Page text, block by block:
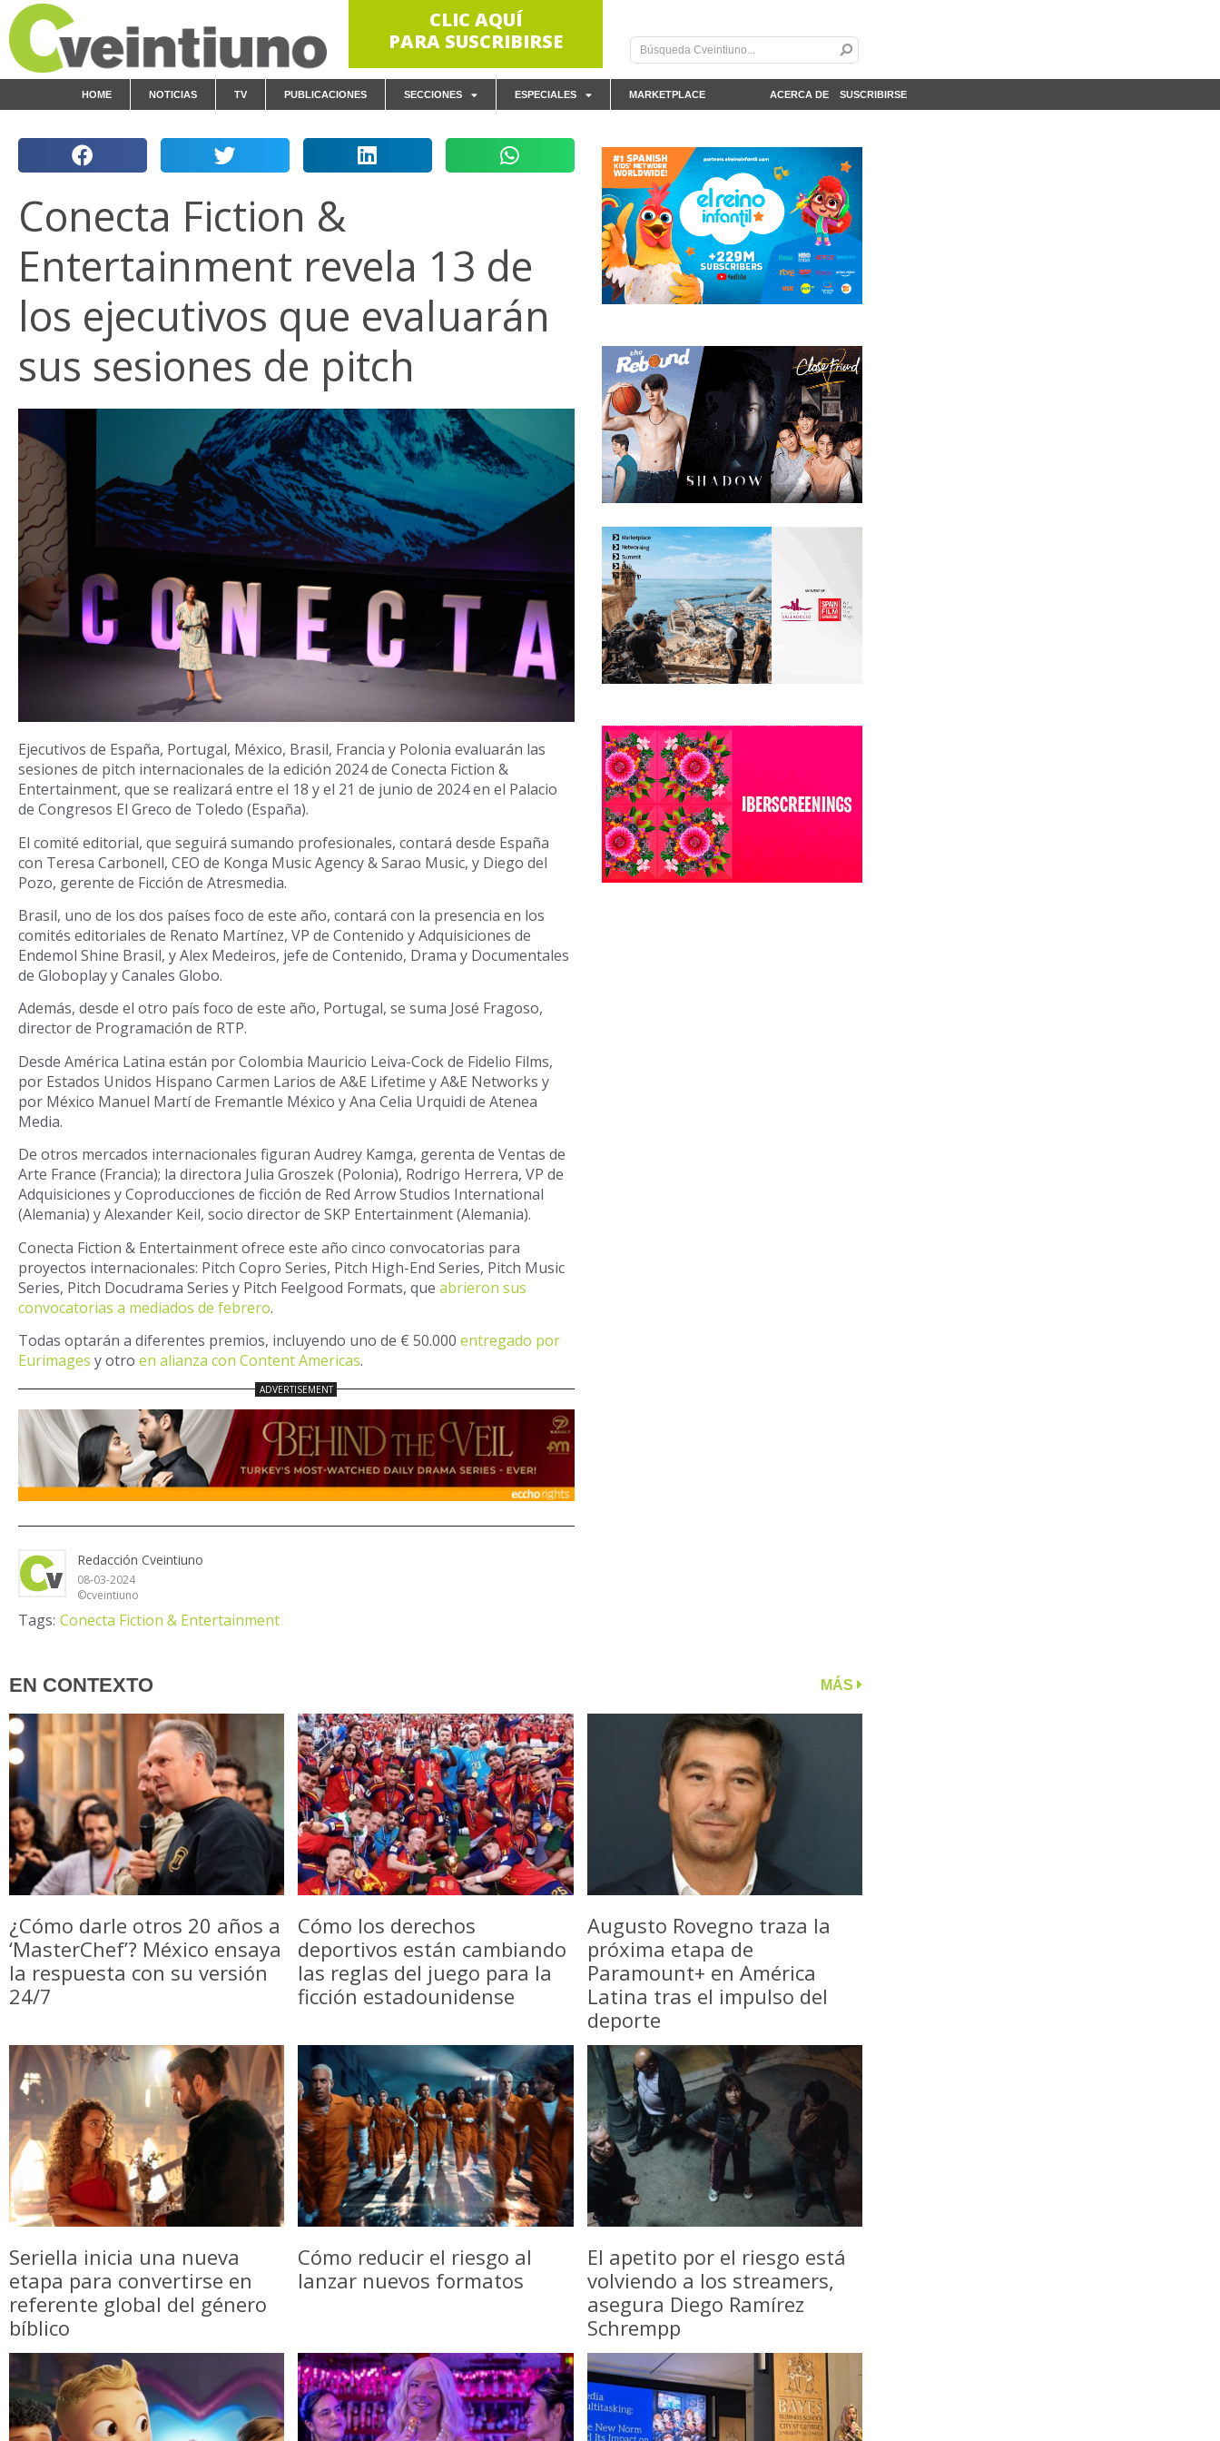
CLIC AQUÍ
PARA SUSCRIBIRSE
ACERCA DE
HOME NOTICIAS TV PUBLICACIONES SECCIONES ESPECIALES MARKETPLACE SUSCRIBIRSE
Conecta Fiction &
Entertainment revela 13 de
los ejecutivos que evaluarán
sus sesiones de pitch
Ejecutivos de España, Portugal, México, Brasil, Francia y Polonia evaluarán las
sesiones de pitch internacionales de la edición 2024 de Conecta Fiction &
Entertainment, que se realizará entre el 18 y el 21 de junio de 2024 en el Palacio
de Congresos El Greco de Toledo (España).
El comité editorial, que seguirá sumando profesionales, contará desde España
con Teresa Carbonell, CEO de Konga Music Agency & Sarao Music, y Diego del
Pozo, gerente de Ficción de Atresmedia.
Brasil, uno de los dos países foco de este año, contará con la presencia en los
comités editoriales de Renato Martínez, VP de Contenido y Adquisiciones de
Endemol Shine Brasil, y Alex Medeiros, jefe de Contenido, Drama y Documentales
de Globoplay y Canales Globo.
Además, desde el otro país foco de este año, Portugal, se suma José Fragoso,
director de Programación de RTP.
Desde América Latina están por Colombia Mauricio Leiva-Cock de Fidelio Films,
por Estados Unidos Hispano Carmen Larios de A&E Lifetime y A&E Networks y
por México Manuel Martí de Fremantle México y Ana Celia Urquidi de Atenea
Media.
De otros mercados internacionales figuran Audrey Kamga, gerenta de Ventas de
Arte France (Francia); la directora Julia Groszek (Polonia), Rodrigo Herrera, VP de
Adquisiciones y Coproducciones de ficción de Red Arrow Studios International
(Alemania) y Alexander Keil, socio director de SKP Entertainment (Alemania).
Conecta Fiction & Entertainment ofrece este año cinco convocatorias para
proyectos internacionales: Pitch Copro Series, Pitch High-End Series, Pitch Music
Series, Pitch Docudrama Series y Pitch Feelgood Formats, que abrieron sus
convocatorias a mediados de febrero.
Todas optarán a diferentes premios, incluyendo uno de € 50.000 entregado por
Eurimages y otro en alianza con Content Americas.
Redacción Cveintiuno
08-03-2024
©cveintiuno
Tags: Conecta Fiction & Entertainment
EN CONTEXTO MÁS
¿Cómo darle otros 20 años a
‘MasterChef’? México ensaya
la respuesta con su versión
24/7
Cómo los derechos
deportivos están cambiando
las reglas del juego para la
ficción estadounidense
Augusto Rovegno traza la
próxima etapa de
Paramount+ en América
Latina tras el impulso del
deporte
Seriella inicia una nueva
etapa para convertirse en
referente global del género
bíblico
Cómo reducir el riesgo al
lanzar nuevos formatos
El apetito por el riesgo está
volviendo a los streamers,
asegura Diego Ramírez
Schrempp